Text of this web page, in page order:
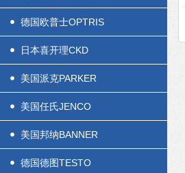
德国欧普士OPTRIS
日本喜开理CKD
美国派克PARKER
美国任氏JENCO
美国邦纳BANNER
德国德图TESTO